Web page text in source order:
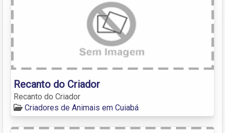
Recanto do Criador
Recanto do Criador
Criadores de Animais em Cuiabá